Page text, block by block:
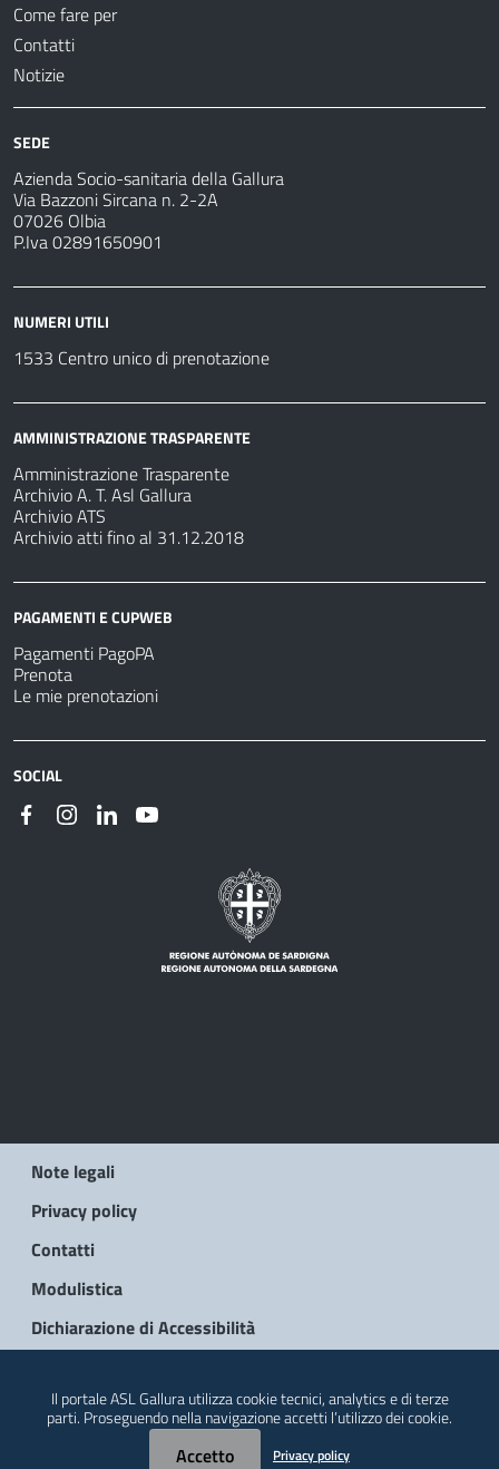
Come fare per
Contatti
Notizie
SEDE
Azienda Socio-sanitaria della Gallura
Via Bazzoni Sircana n. 2-2A
07026 Olbia
P.Iva 02891650901
NUMERI UTILI
1533 Centro unico di prenotazione
AMMINISTRAZIONE TRASPARENTE
Amministrazione Trasparente
Archivio A. T. Asl Gallura
Archivio ATS
Archivio atti fino al 31.12.2018
PAGAMENTI E CUPWEB
Pagamenti PagoPA
Prenota
Le mie prenotazioni
SOCIAL
Note legali
Privacy policy
Contatti
Modulistica
Dichiarazione di Accessibilità
Il portale ASL Gallura utilizza cookie tecnici, analytics e di terze
parti. Proseguendo nella navigazione accetti l’utilizzo dei cookie.
Accetto Privacy policy